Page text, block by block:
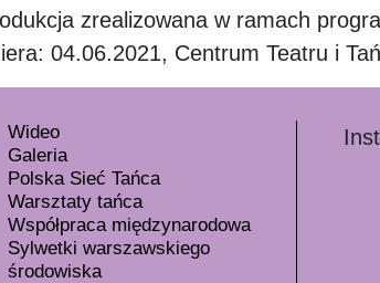
zrealizowana w ramach
04.06.2021, Centrum Teatru i
Wideo
Galeria
Polska Sieć Tańca
Warsztaty tańca
Współpraca międzynarodowa
Sylwetki warszawskiego
środowiska